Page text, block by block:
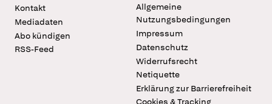
Kontakt
Mediadaten
Abo kündigen
RSS-Feed
Allgemeine
Nutzungsbedingungen
Impressum
Datenschutz
Widerrufsrecht
Netiquette
Erklärung zur Barrierefreiheit
Cookies & Tracking